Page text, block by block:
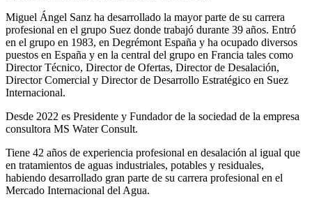
Miguel Ángel Sanz ha desarrollado la mayor parte de su carrera
profesional en el grupo Suez donde trabajó durante 39 años. Entró
en el grupo en 1983, en Degrémont España y ha ocupado diversos
puestos en España y en la central del grupo en Francia tales como
Director Técnico, Director de Ofertas, Director de Desalación,
Director Comercial y Director de Desarrollo Estratégico en Suez
Internacional.
Desde 2022 es Presidente y Fundador de la sociedad de la empresa
consultora MS Water Consult.
Tiene 42 años de experiencia profesional en desalación al igual que
en tratamientos de aguas industriales, potables y residuales,
habiendo desarrollado gran parte de su carrera profesional en el
Mercado Internacional del Agua.